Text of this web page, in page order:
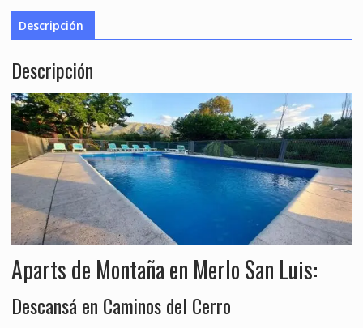
Descripción
Descripción
Aparts de Montaña en Merlo San Luis:
Descansá en Caminos del Cerro